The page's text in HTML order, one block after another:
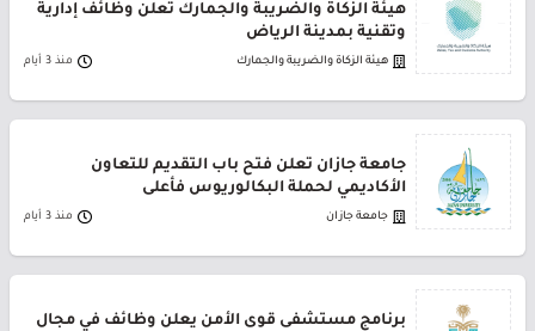
هيئة الزكاة والضريبة والجمارك تعلن وظائف إدارية
وتقنية بمدينة الرياض
هيئة الزكاة والضريبة والجمارك منذ 3 أيام
جامعة جازان تعلن فتح باب التقديم للتعاون
الأكاديمي لحملة البكالوريوس فأعلى
جامعة جازان منذ 3 أيام
برنامج مستشفى قوى الأمن يعلن وظائف في مجال